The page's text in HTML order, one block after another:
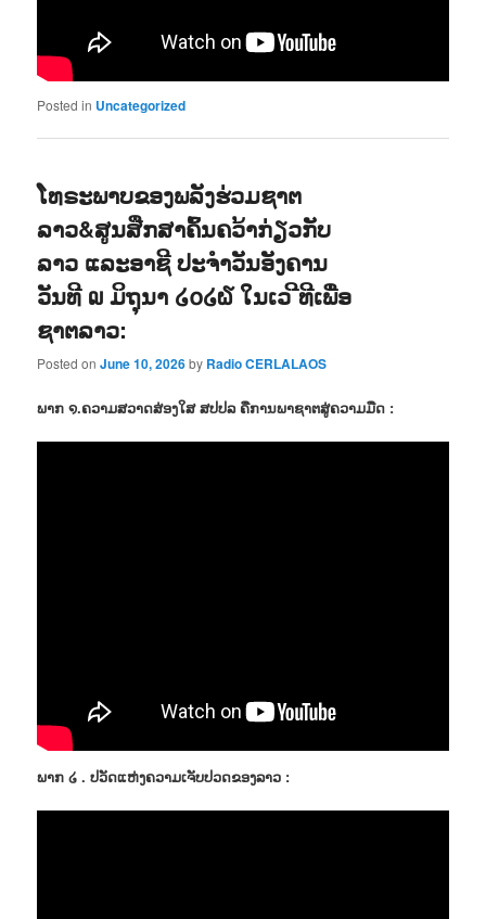
Posted in Uncategorized
ໂທຣະພາບຂອງພລັງຮ່ວມຊາຕ
ລາວ&ສູນສືກສາຄົ້ນຄວ້າກ່ຽວກັບ
ລາວ ແລະອາຊີ ປະຈຳວັນອັງຄານ
ວັນທີ ໙ ມິຖຸນາ ໒໐໒໖ ໃນເວ ີທີເພື່ອ
ຊາຕລາວ:
Posted onJune 10, 2026by Radio CERLALAOS
ພາກ ໑.ຄວາມສວາດສ່ອງໃສ ສປປລ ຄືການພາຊາຕສູ່ຄວາມມືດ :
ພາກ ໒ . ປວັດແຫ່ງຄວາມເຈັບປວດຂອງລາວ :